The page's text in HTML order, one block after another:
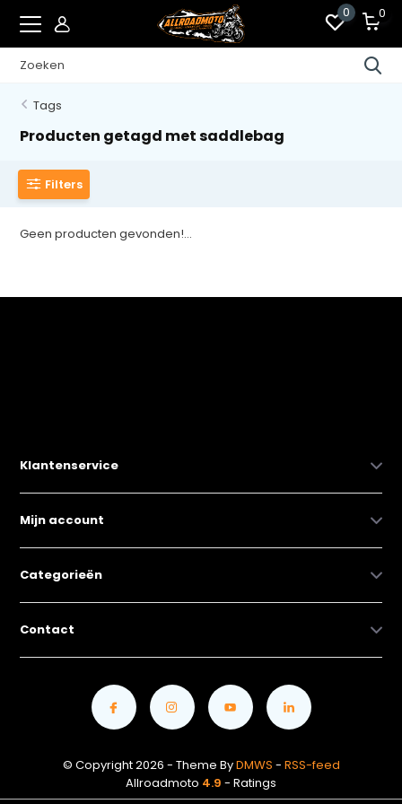
0 0
Tags
Producten getagd met saddlebag
Filters
Geen producten gevonden!...
Klantenservice
Mijn account
Categorieën
Contact
© Copyright 2026 - Theme ByDMWS - RSS-feed
Allroadmoto 4.9 - Ratings